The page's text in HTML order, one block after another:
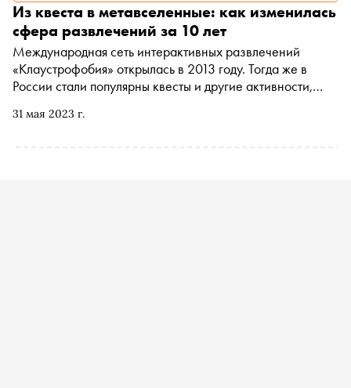
31 мая 2023 г.
Из квеста в метавселенные: как изменилась
сфера развлечений за 10 лет
Международная сеть интерактивных развлечений
«Клаустрофобия» открылась в 2013 году. Тогда же в
России стали популярны квесты и другие активности,
мир загадок и параллельных вселенных. Представитель